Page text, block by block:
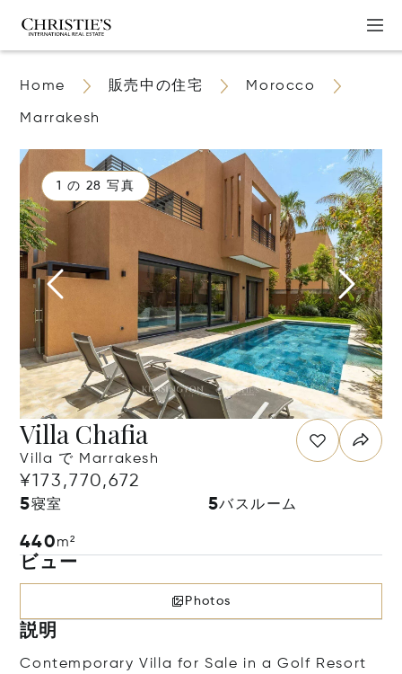
Home 販売中の住宅 Morocco
Marrakesh
1 の 28 写真
Villa Chafia
Villa で Marrakesh
¥173,770,672
5寝室 5バスルーム
440m²
ビュー
Photos
説明
Contemporary Villa for Sale in a Golf Resort